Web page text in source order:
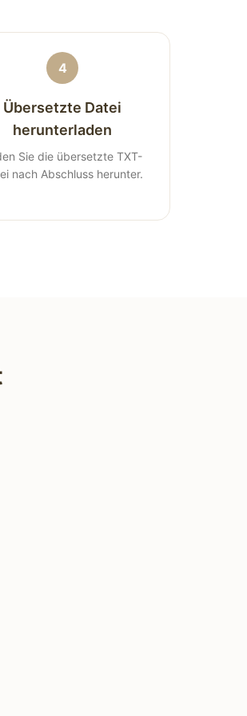
4
Übersetzte Datei
herunterladen
Sie die übersetzte TXT-
nach Abschluss herunter.